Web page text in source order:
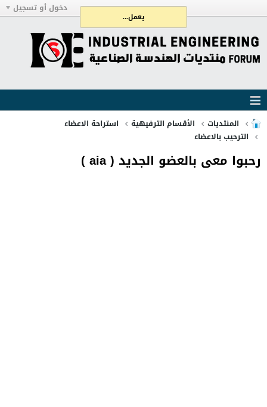
دخول أو تسجيل
المنتديات الأقسام الترفيهية
استراحة الاعضاء
الترحيب بالاعضاء
رحبوا معى بالعضو الجديد ( aia )
يعمل...